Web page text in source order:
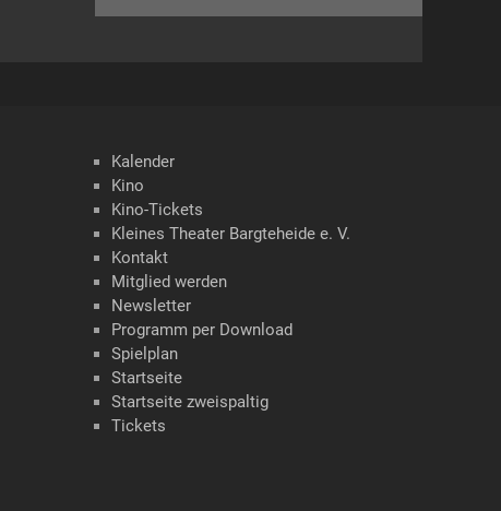
Kalender
Kino
Kino-Tickets
Kleines Theater Bargteheide e. V.
Kontakt
Mitglied werden
Newsletter
Programm per Download
Spielplan
Startseite
Startseite zweispaltig
Tickets